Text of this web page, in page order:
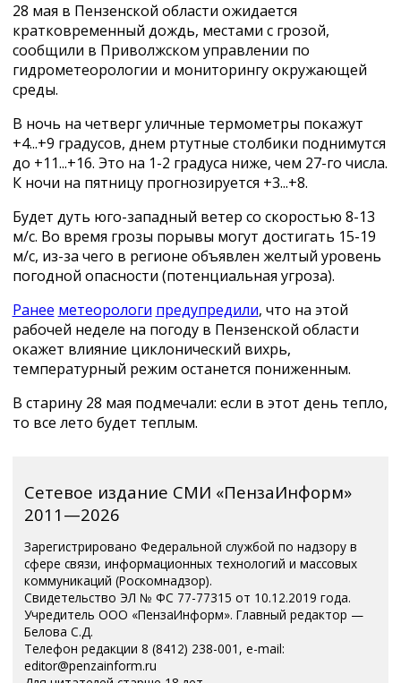
28 мая в Пензенской области ожидается
кратковременный дождь, местами с грозой,
сообщили в Приволжском управлении по
гидрометеорологии и мониторингу окружающей
среды.
В ночь на четверг уличные термометры покажут
+4...+9 градусов, днем ртутные столбики поднимутся
до +11...+16. Это на 1-2 градуса ниже, чем 27-го числа.
К ночи на пятницу прогнозируется +3...+8.
Будет дуть юго-западный ветер со скоростью 8-13
м/с. Во время грозы порывы могут достигать 15-19
м/с, из-за чего в регионе объявлен желтый уровень
погодной опасности (потенциальная угроза).
Ранее метеорологи предупредили, что на этой
рабочей неделе на погоду в Пензенской области
окажет влияние циклонический вихрь,
температурный режим останется пониженным.
В старину 28 мая подмечали: если в этот день тепло,
то все лето будет теплым.
Сетевое издание СМИ «ПензаИнформ»
2011—2026
Зарегистрировано Федеральной службой по надзору в
сфере связи, информационных технологий и массовых
коммуникаций (Роскомнадзор).
Свидетельство ЭЛ № ФС 77-77315 от 10.12.2019 года.
Учредитель ООО «ПензаИнформ». Главный редактор —
Белова С.Д.
Телефон редакции 8 (8412) 238-001, e-mail:
editor@penzainform.ru